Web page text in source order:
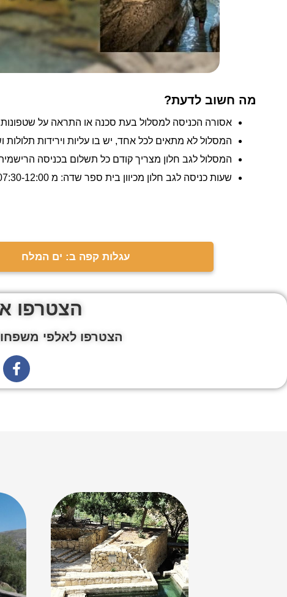
מה חשוב לדעת?
אסורה הכניסה למסלול בעת סכנה או התראה על
המסלול לא מתאים לכל אחד, יש בו עליות וירידות
המסלול לגב חלון מצריך קודם כל תשלום בכניסה
שעות כניסה לגב חלון מכיוון בית ספר שדה: מ 07:30-12:00.
עגלות קפה ב: ים המלח
הצטרפו
הצטרפו לאלפי